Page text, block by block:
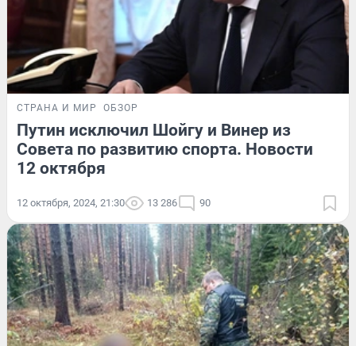
СТРАНА И МИР ОБЗОР
Путин исключил Шойгу и Винер из
Совета по развитию спорта. Новости
12 октября
12 октября, 2024, 21:30 13 286 90